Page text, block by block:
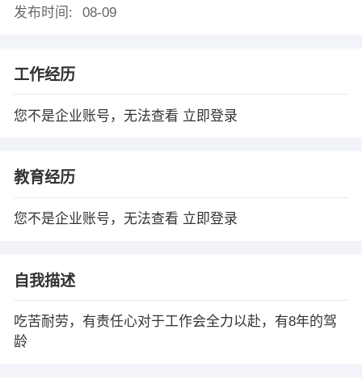
发布时间:
08-09
工作经历
您不是企业账号，无法查看 立即登录
教育经历
您不是企业账号，无法查看 立即登录
自我描述
吃苦耐劳，有责任心对于工作会全力以赴，有8年的驾
龄